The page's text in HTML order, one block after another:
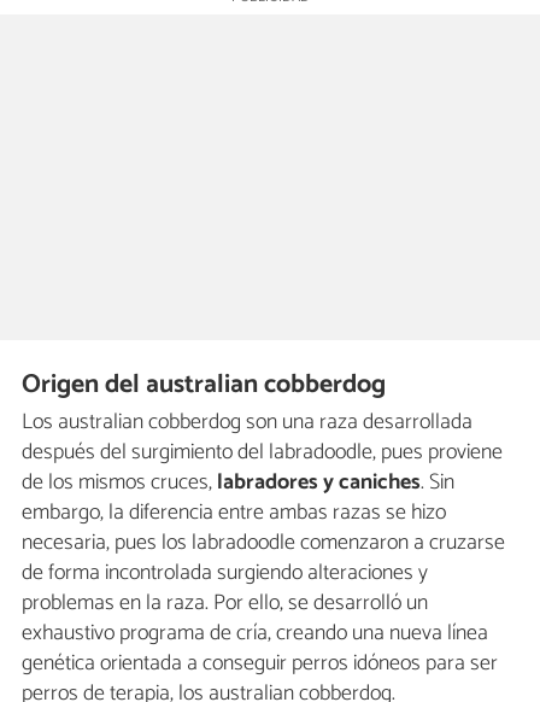
Origen del australian cobberdog
Los australian cobberdog son una raza desarrollada
después del surgimiento del labradoodle, pues proviene
de los mismos cruces,labradores y caniches. Sin
embargo, la diferencia entre ambas razas se hizo
necesaria, pues los labradoodle comenzaron a cruzarse
de forma incontrolada surgiendo alteraciones y
problemas en la raza. Por ello, se desarrolló un
exhaustivo programa de cría, creando una nueva línea
genética orientada a conseguir perros idóneos para ser
perros de terapia, los australian cobberdog.